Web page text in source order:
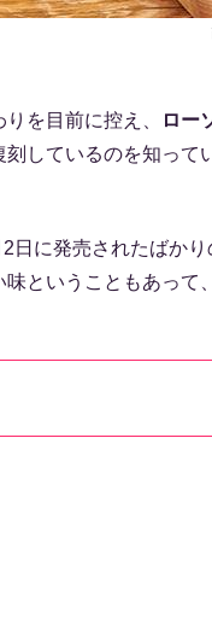
を目前に控え、 ロー
刻しているのを知って
日に発売されたばか
味ということもあって